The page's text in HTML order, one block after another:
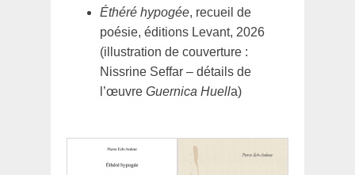
Éthéré hypogée, recueil de
poésie, éditions Levant, 2026
(illustration de couverture :
Nissrine Seffar – détails de
l’œuvre Guernica Huella)